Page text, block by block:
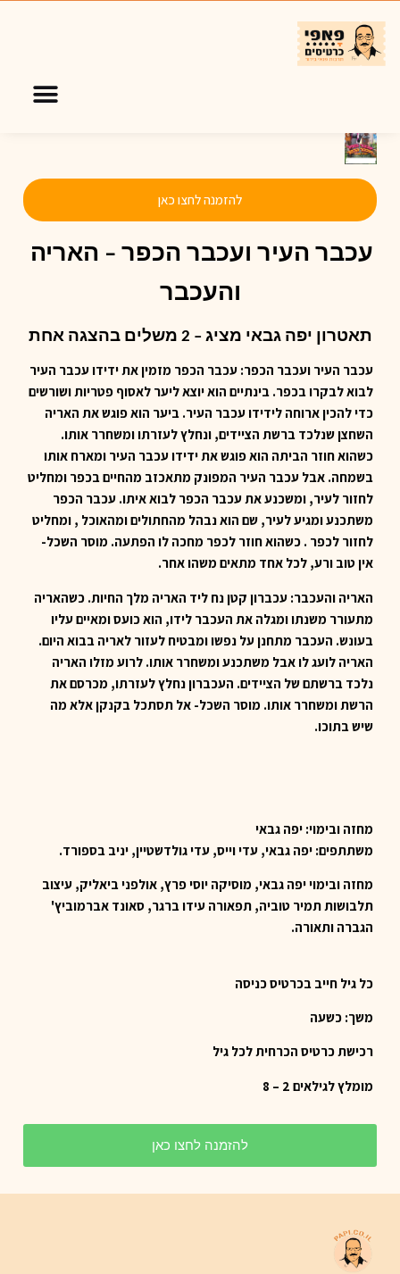
להזמנה לחצו כאן
עכבר
והעכבר
תאטרון יפה גבאי מציג – 2 משלים בהצגה אחת
עכבר העיר ועכבר הכפר: עכבר הכפר מזמין את ידידו עכבר העיר
לבוא לבקרו בכפר. בינתיים הוא יוצאליער לאסוף פטריות ושורשים
כדי להכין ארוחה לידידו עכבר העיר. ביער הואפוגש את האריה
השחצן שנלכד ברשת הציידים, ונחלץ לעזרתו ומשחרר אותו.
כשהוא חוזר הביתה הוא פוגש את ידידו עכבר העיר ומארח אותו
בשמחה. אבל עכבר העיר המפונק מתאכזב מהחיים בכפר ומחליט
לחזור לעיר, ומשכנעאת עכבר הכפר לבוא איתו. עכבר הכפר
משתכנע ומגיע לעיר, שם הוא נבהל מהחתולים ומהאוכל , ומחליט
לחזור לכפר . כשהוא חוזר לכפר מחכה לו הפתעה. מוסר השכל-
אין טוב ורע, לכל אחד מתאים משהו אחר.
האריה והעכבר: עכברון קטן נח ליד האריה מלך החיות. כשהאריה
מתעורר משנתו ומגלה את העכבר לידו, הוא כועס ומאיים עליו
בעונש. העכבר מתחנן על נפשו ומבטיח לעזור לאריה בבוא היום.
האריה לועג לו אבל משתכנע ומשחרר אותו. לרוע מזלו האריה
נלכד ברשתם של הציידים. העכברון נחלץ לעזרתו, מכרסם את
הרשת ומשחרר אותו. מוסר השכל- אל תסתכל בקנקן אלא מה
שיש בתוכו.
מחזה ובימוי: יפה גבאי
משתתפים: יפה גבאי, עדי וייס, עדי גולדשטיין, יניב בספורד.
מחזה ובימוי יפה גבאי, מוסיקה יוסי פרץ, אולפני ביאליק, עיצוב
תלבושות תמיר טוביה, תפאורה עידו ברגר, סאונד אברמוביץ'
הגברה ותאורה.
כל גיל חייב בכרטיס כניסה
משך: כשעה
רכישת כרטיס הכרחית לכל גיל
מומלץ לגילאים 2 – 8
להזמנה לחצו כאן